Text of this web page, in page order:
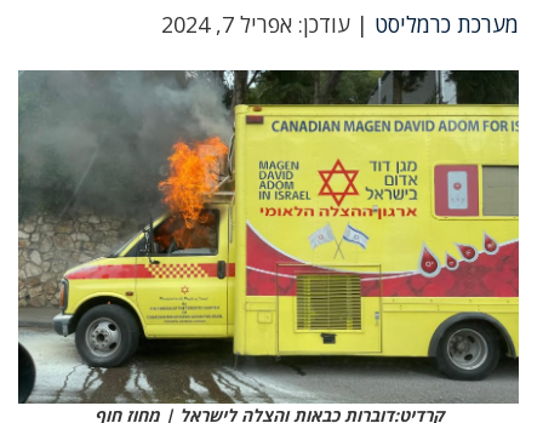
מערכת כרמליסט | עודכן: אפריל 7, 2024
קרדיט:דוברות כבאות והצלה לישראל | מחוז חוף